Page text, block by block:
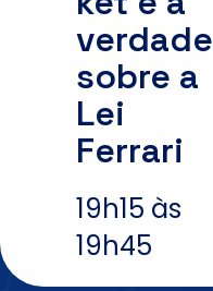
verdade
sobre a
Lei
Ferrari
19h15 às
19h45